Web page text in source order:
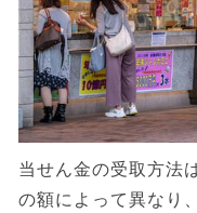
当せん金の受取方法
の額によって異なり